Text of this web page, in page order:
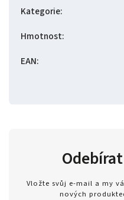
Kategorie:
Hmotnost:
EAN:
Vložte svůj e-mail a my
nových